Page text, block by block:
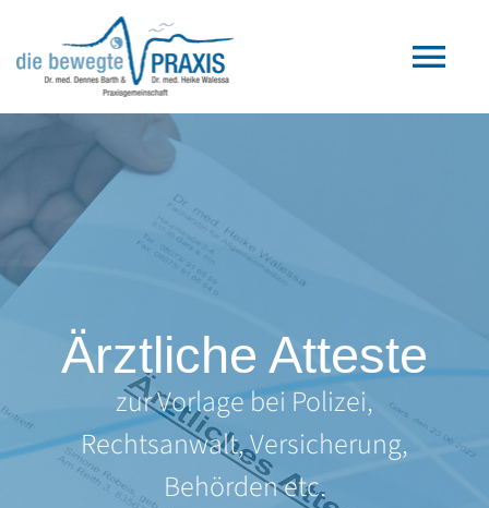
Inhalt
springen
Praxis Gars
Praxis Obertaufkirchen
Team
Leistungen
Ärztliche Atteste
zur Vorlage bei Polizei,
Rechtsanwalt, Versicherung,
Behörden etc.